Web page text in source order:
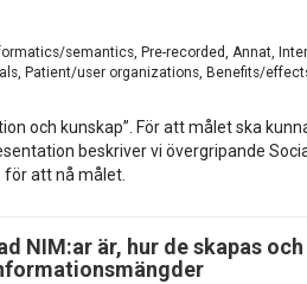
semantics, Pre-recorded, Annat,
Patient/user organizations, Benefits/
och kunskap”. För att målet ska
beskriver vi övergripande
för att nå målet.
NIM:ar är, hur de skapas